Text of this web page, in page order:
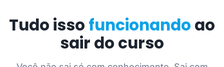
Tudo isso funcionando ao
sair do curso